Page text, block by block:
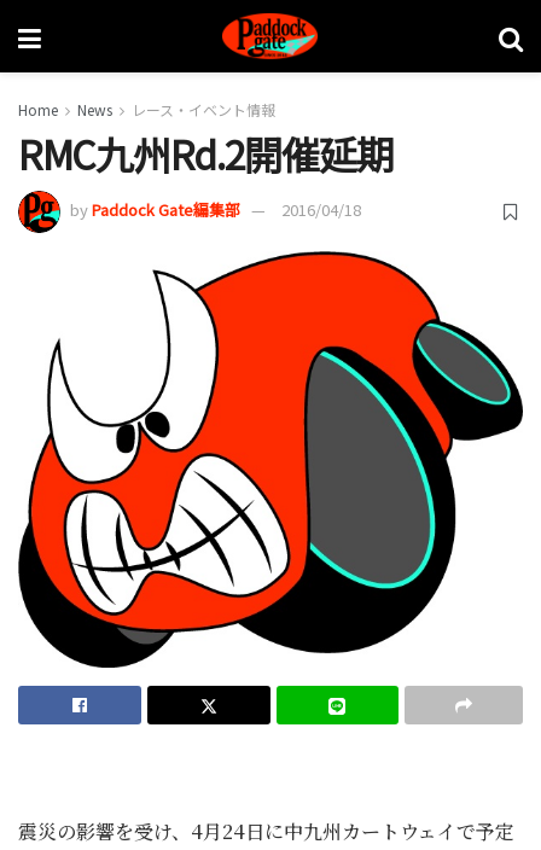
Home News レース・イベント情報
RMC九州Rd.2開催延期
byPaddock Gate編集部 2016/04/18
震災の影響を受け、4月24日に中九州カートウェイで予定